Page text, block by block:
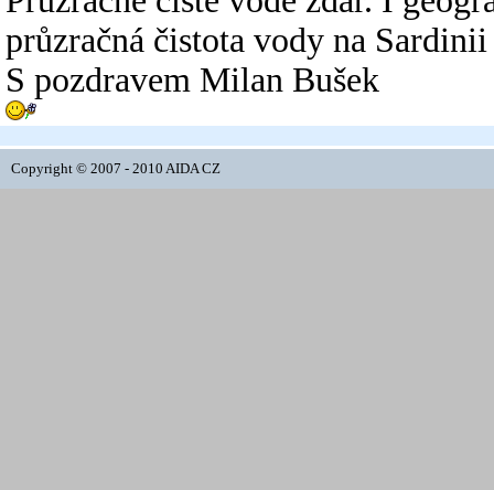
průzračná čistota vody na
S pozdravem Milan Bušek
Copyright © 2007 - 2010 AIDA CZ